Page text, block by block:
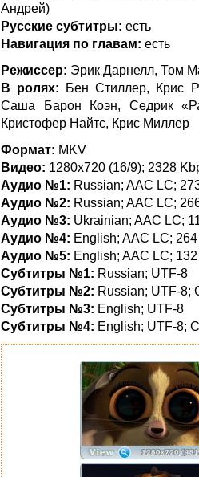
Андрей)
Русские субтитры: есть
Навигация по главам: есть
Режиссер: Эрик Дарнелл, Том
В ролях: Бен Стиллер, Крис
Саша Барон Коэн, Седрик
Кристофер Найтс, Крис Миллер
Формат: MKV
Видео: 1280x720 (16/9); 2328
Аудио №1: Russian; AAC LC;
Аудио №2: Russian; AAC LC;
Аудио №3: Ukrainian; AAC LC;
Аудио №4: English; AAC LC;
Аудио №5: English; AAC LC;
Субтитры №1: Russian; UTF-8
Субтитры №2: Russian; UTF-8;
Субтитры №3: English; UTF-8
Субтитры №4: English; UTF-8;